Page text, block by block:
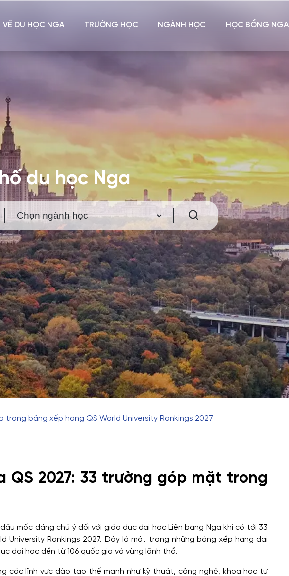
VỀ DU HỌC NGA TRƯỜNG HỌC NGÀNH HỌC HỌC BỔNG NGA
du học Nga
trong bảng xếp hạng QS World University Rankings 2027
QS 2027: 33 trường góp mặt trong
mốc đáng chú ý đối với giáo dục đại học Liên bang Nga khi có tới 33
University Rankings 2027. Đây là một trong những bảng xếp hạng đại
đại học đến từ 106 quốc gia và vùng lãnh thổ.
các lĩnh vực đào tạo thế mạnh như kỹ thuật, công nghệ, khoa học tự